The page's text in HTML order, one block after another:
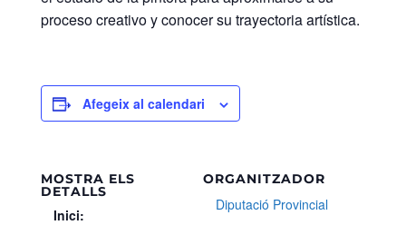
proceso creativo y conocer su trayectoria artística.
Afegeix al calendari
MOSTRA ELS
DETALLS
Inici:
ORGANITZADOR
Diputació Provincial